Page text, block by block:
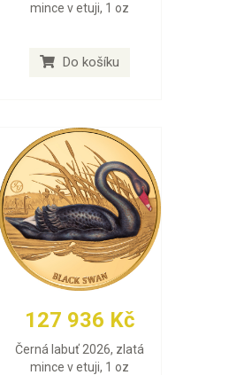
mince v etuji, 1 oz
Do košíku
127 936 Kč
Černá labuť 2026, zlatá
mince v etuji, 1 oz